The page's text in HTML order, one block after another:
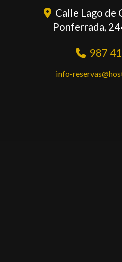
Calle Lago de
Ponferrada,
987
info-reservas